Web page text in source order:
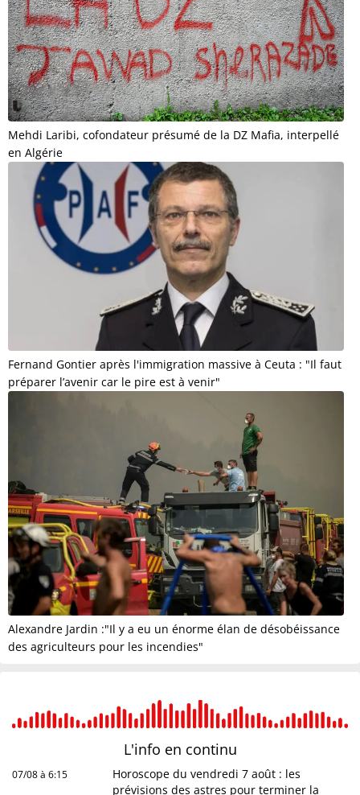
Mehdi Laribi, cofondateur présumé de la DZ Mafia, interpellé
en Algérie
Fernand Gontier après l'immigration massive à Ceuta : "Il faut
préparer l’avenir car le pire est à venir"
Alexandre Jardin :"Il y a eu un énorme élan de désobéissance
des agriculteurs pour les incendies"
L'info en continu
07/08 à 6:15
Horoscope du vendredi 7 août : les
prévisions des astres pour terminer la